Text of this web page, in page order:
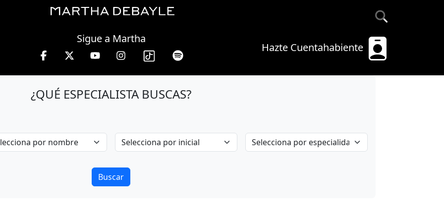
Hazte Cuentahabiente
Sigue a Martha
Debayle en W, lunes a viernes de 10 a 13 hrs.
¿QUÉ ESPECIALISTA BUSCAS?
Buscar